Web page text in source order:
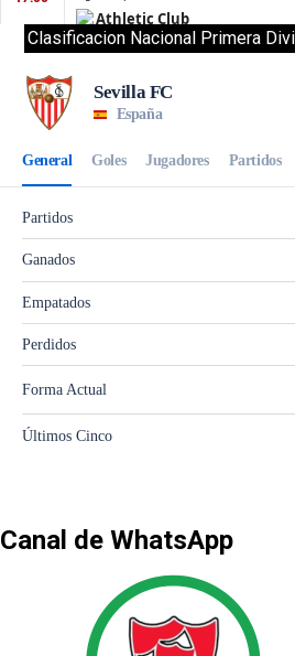
Clasificacion Nacional Primera
Canal de WhatsApp